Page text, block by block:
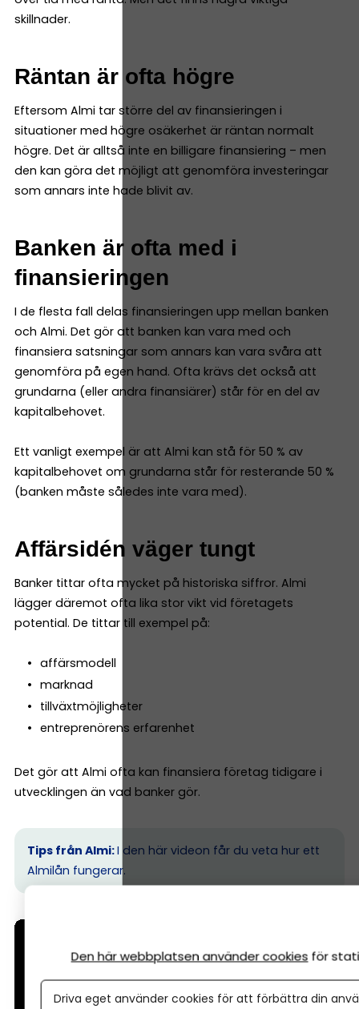
skillnader.
Räntan är ofta högre
Eftersom Almi tar större del av finansieringen i
situationer med högre osäkerhet är räntan normalt
högre. Det är alltså inte en billigare finansiering – men
den kan göra det möjligt att genomföra investeringar
som annars inte hade blivit av.
Banken är ofta med i
finansieringen
I de flesta fall delas finansieringen upp mellan banken
och Almi. Det gör att banken kan vara med och
finansiera satsningar som annars kan vara svåra att
genomföra på egen hand. Ofta krävs det också att
grundarna (eller andra finansiärer) står för en del av
kapitalbehovet.
Ett vanligt exempel är att Almi kan stå för 50 % av
kapitalbehovet om grundarna står för resterande 50 %
(banken måste således inte vara med).
Affärsidén väger tungt
Banker tittar ofta mycket på historiska siffror. Almi
lägger däremot ofta lika stor vikt vid företagets
potential. De tittar till exempel på:
affärsmodell
marknad
tillväxtmöjligheter
entreprenörens erfarenhet
Det gör att Almi ofta kan finansiera företag tidigare i
utvecklingen än vad banker gör.
Tips från Almi:I den här videon får du veta hur ett
Almilån fungerar.
Den här webbplatsen använder cookies för
Driva eget använder cookies för att förbättra din